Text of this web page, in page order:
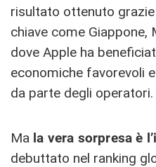
risultato ottenuto
chiave come Giappone,
dove Apple ha
economiche favorevoli
da parte degli operatori.
Ma la vera sorpresa è
debuttato nel ranking